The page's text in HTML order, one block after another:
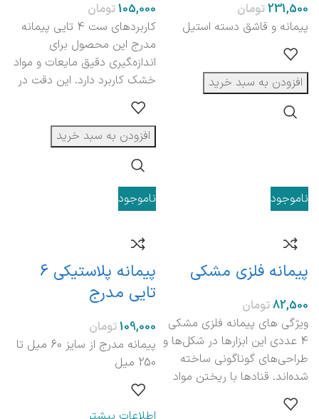
تومان
پیمانه و قاشق دسته استیل
افزودن به سبد خرید
تومان
کاربردهای ست 4 تایی پیمانه
مدرج این محصول برای
اندازه‌‍گیری دقیق مایعات و مواد
خشک کاربرد دارد. این دقت در
افزودن به سبد خرید
ناموجود
پیمانه فلزی مشکی
تومان
ویژگی های پیمانه فلزی مشکی
4 عددی این ابزارها در شکل‌ها و
طراحی‌های گوناگونی ساخته
شده‌اند. قناد‌ها با ریختن مواد
ناموجود
پیمانه پلاستیکی 6
تایی مدرج
تومان
پیمانه مدرج از سایز 60 میل تا
250 میل